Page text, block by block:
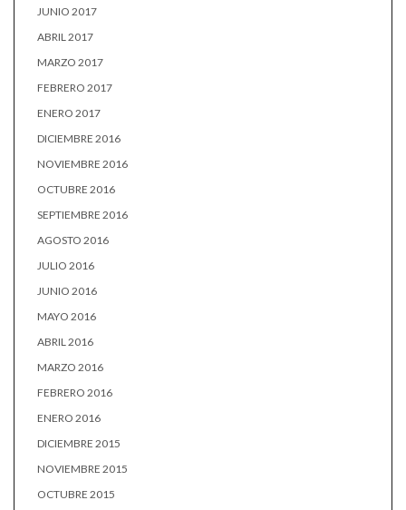
JUNIO 2017
ABRIL 2017
MARZO 2017
FEBRERO 2017
ENERO 2017
DICIEMBRE 2016
NOVIEMBRE 2016
OCTUBRE 2016
SEPTIEMBRE 2016
AGOSTO 2016
JULIO 2016
JUNIO 2016
MAYO 2016
ABRIL 2016
MARZO 2016
FEBRERO 2016
ENERO 2016
DICIEMBRE 2015
NOVIEMBRE 2015
OCTUBRE 2015